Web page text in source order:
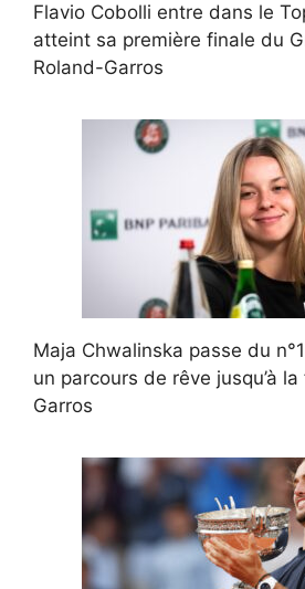
Flavio Cobolli entre dans le
atteint sa première finale du
Roland-Garros
Maja Chwalinska passe du
un parcours de rêve jusqu’à
Garros